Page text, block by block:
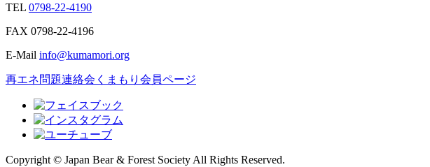
TEL 0798-22-4190
FAX 0798-22-4196
E-Mail info@kumamori.org
再エネ問題連絡会 くまもり会員ページ
Copyright © Japan Bear & Forest Society All Rights Reserved.